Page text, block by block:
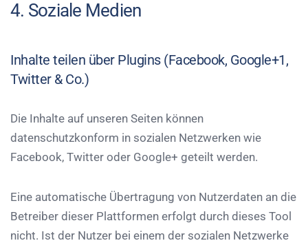
4. Soziale Medien
Inhalte teilen über Plugins (Facebook, Google+1,
Twitter & Co.)
Die Inhalte auf unseren Seiten können
datenschutzkonform in sozialen Netzwerken wie
Facebook, Twitter oder Google+ geteilt werden.
Eine automatische Übertragung von Nutzerdaten an die
Betreiber dieser Plattformen erfolgt durch dieses Tool
nicht. Ist der Nutzer bei einem der sozialen Netzwerke